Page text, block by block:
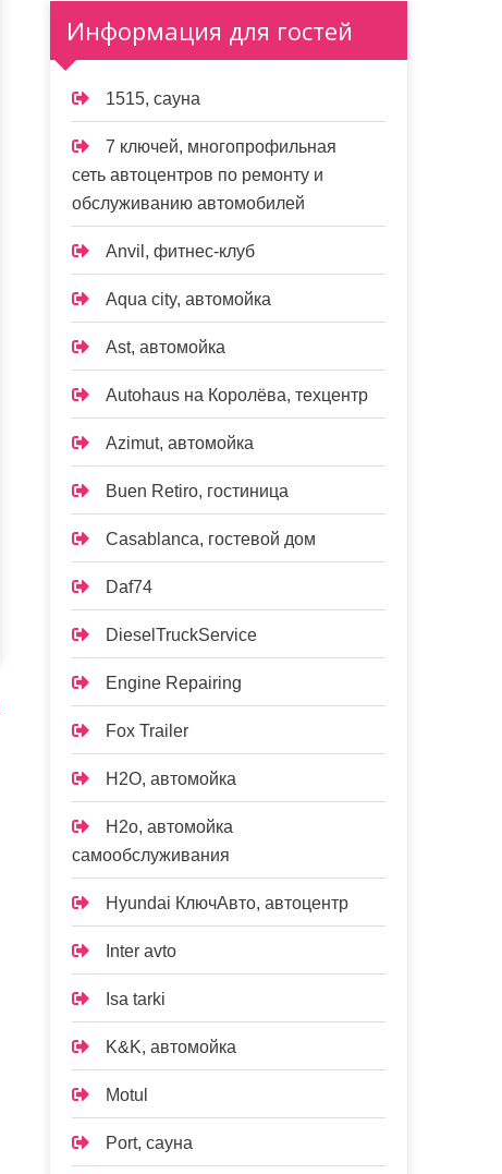
Информация для гостей
1515, сауна
7 ключей, многопрофильная
сеть автоцентров по ремонту и
обслуживанию автомобилей
Anvil, фитнес-клуб
Aqua city, автомойка
Ast, автомойка
Autohaus на Королёва, техцентр
Azimut, автомойка
Buen Retiro, гостиница
Casablanca, гостевой дом
Daf74
DieselTruckService
Engine Repairing
Fox Trailer
H2O, автомойка
H2o, автомойка
самообслуживания
Hyundai КлючАвто, автоцентр
Inter avto
Isa tarki
K&K, автомойка
Motul
Port, сауна